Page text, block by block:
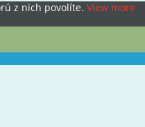
z nich povolíte. View more